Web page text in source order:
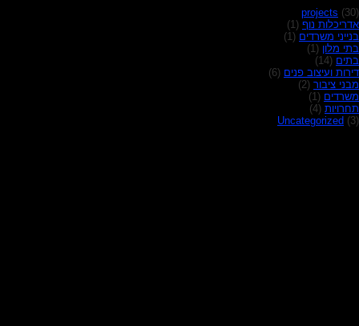
projects (30)
אדריכלות נוף (1)
בנייני משרדים (1)
בתי מלון (1)
בתים (14)
דירות ועיצוב פנים (6)
מבני ציבור (2)
משרדים (1)
תחרויות (4)
Uncategorized (3)